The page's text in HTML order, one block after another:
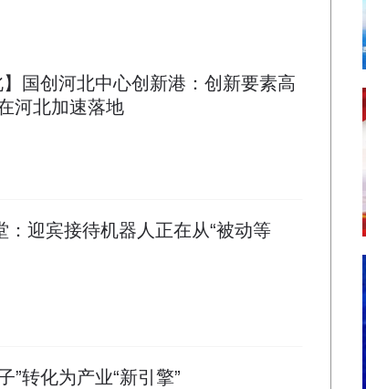
】国创河北中心创新港：创新要素高
河北加速落地
迎宾接待机器人正在从“被动等
”转化为产业“新引擎”